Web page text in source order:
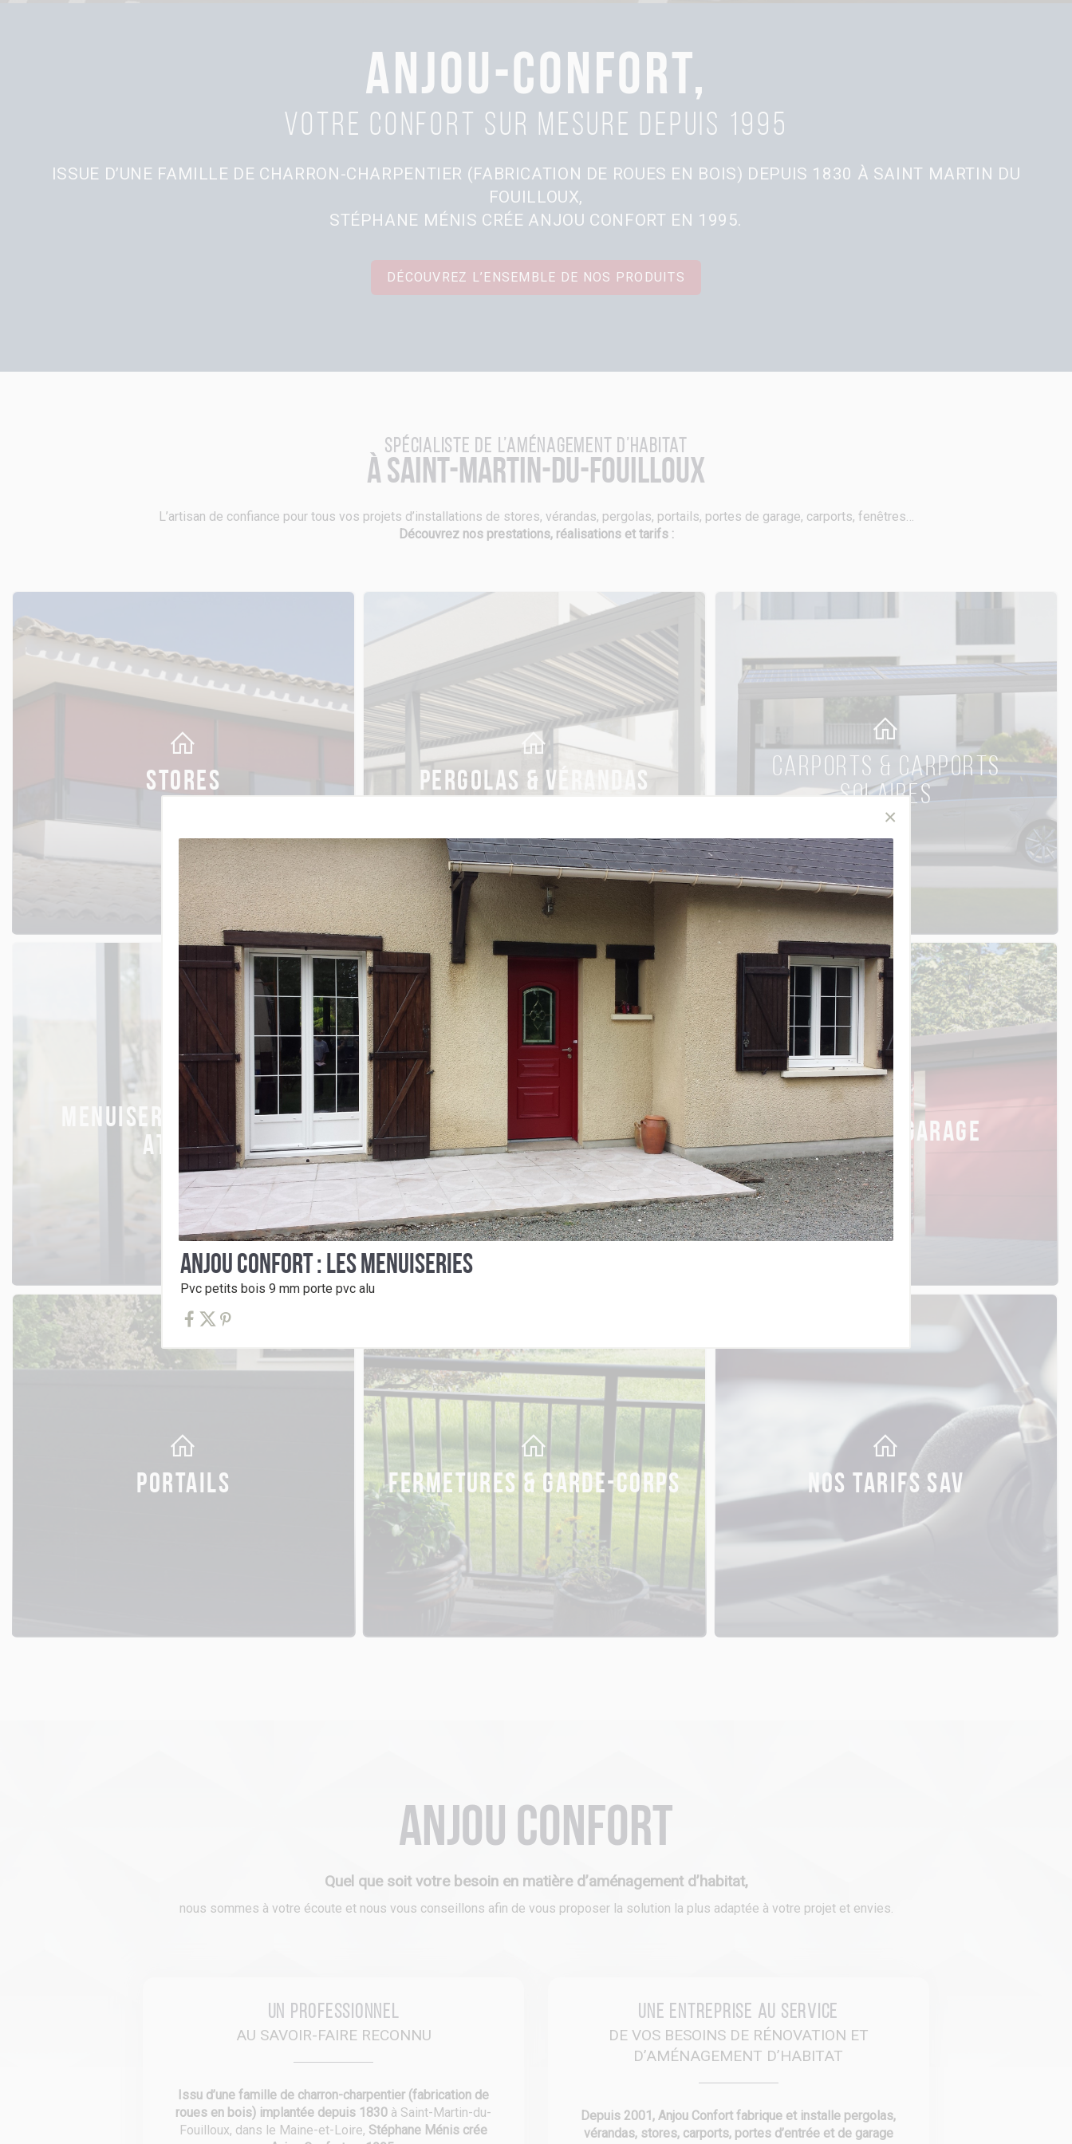
ANJOU-CONFORT,
Votre confort sur mesure depuis 1995
ISSUE D’UNE FAMILLE DE CHARRON-CHARPENTIER (FABRICATION DE ROUES EN BOIS) DEPUIS 1830 À SAINT MARTIN DU
FOUILLOUX,
STÉPHANE MÉNIS CRÉE ANJOU CONFORT EN 1995.
DÉCOUVREZ L’ENSEMBLE DE NOS PRODUITS
Spécialiste de l’aménagement d’habitat
à Saint-Martin-du-Fouilloux
L’artisan de confiance pour tous vos projets d’installations de stores, vérandas, pergolas, portails, portes de garage, carports, fenêtres…
Découvrez nos prestations, réalisations et tarifs :
STORES PERGOLAS & VÉRANDAS
CARPORTS & CARPORTS
SOLAIRES
MENUISERIES & CHASSIS
ATELIER
PORTES D’ENTRÉE &
MARQUISES
PORTES DE GARAGE
PORTAILS FERMETURES & GARDE-CORPS NOS TARIFS SAV
Anjou Confort
Quel que soit votre besoin en matière d’aménagement d’habitat,
nous sommes à votre écoute et nous vous conseillons afin de vous proposer la solution la plus adaptée à votre projet et envies.
Un professionnel
AU SAVOIR-FAIRE RECONNU
Issu d’une famille de charron-charpentier (fabrication de
roues en bois) implantée depuis 1830 à Saint-Martin-du-
Fouilloux, dans le Maine-et-Loire, Stéphane Ménis crée
Une entreprise au service
DE VOS BESOINS DE RÉNOVATION ET
D’AMÉNAGEMENT D’HABITAT
Depuis 2001, Anjou Confort fabrique et installe pergolas,
vérandas, stores, carports, portes d’entrée et de garage
ANJOU CONFORT : LES MENUISERIES
Pvc petits bois 9 mm porte pvc alu